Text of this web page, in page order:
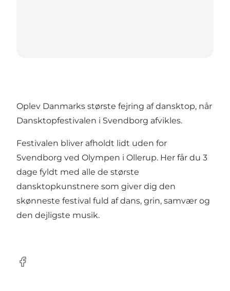
Oplev Danmarks største fejring af dansktop, når
Dansktopfestivalen i Svendborg afvikles.
Festivalen bliver afholdt lidt uden for
Svendborg ved Olympen i Ollerup. Her får du 3
dage fyldt med alle de største
dansktopkunstnere som giver dig den
skønneste festival fuld af dans, grin, samvær og
den dejligste musik.
Facebook